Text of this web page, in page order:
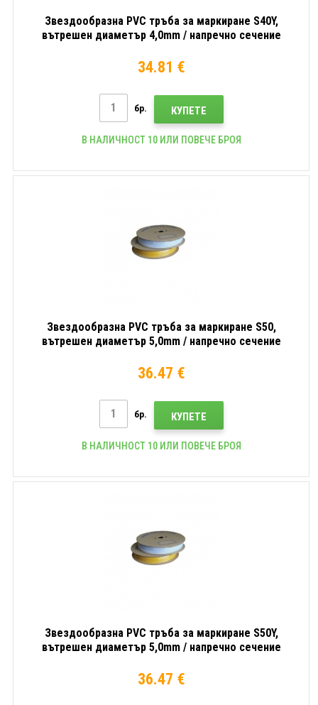
Звездообразна PVC тръба за маркиране S40Y,
вътрешен диаметър 4,0mm / напречно сечение
34.81 €
бр. КУПЕТЕ
В НАЛИЧНОСТ 10 ИЛИ ПОВЕЧЕ БРОЯ
Звездообразна PVC тръба за маркиране S50,
вътрешен диаметър 5,0mm / напречно сечение
36.47 €
бр. КУПЕТЕ
В НАЛИЧНОСТ 10 ИЛИ ПОВЕЧЕ БРОЯ
Звездообразна PVC тръба за маркиране S50Y,
вътрешен диаметър 5,0mm / напречно сечение
36.47 €